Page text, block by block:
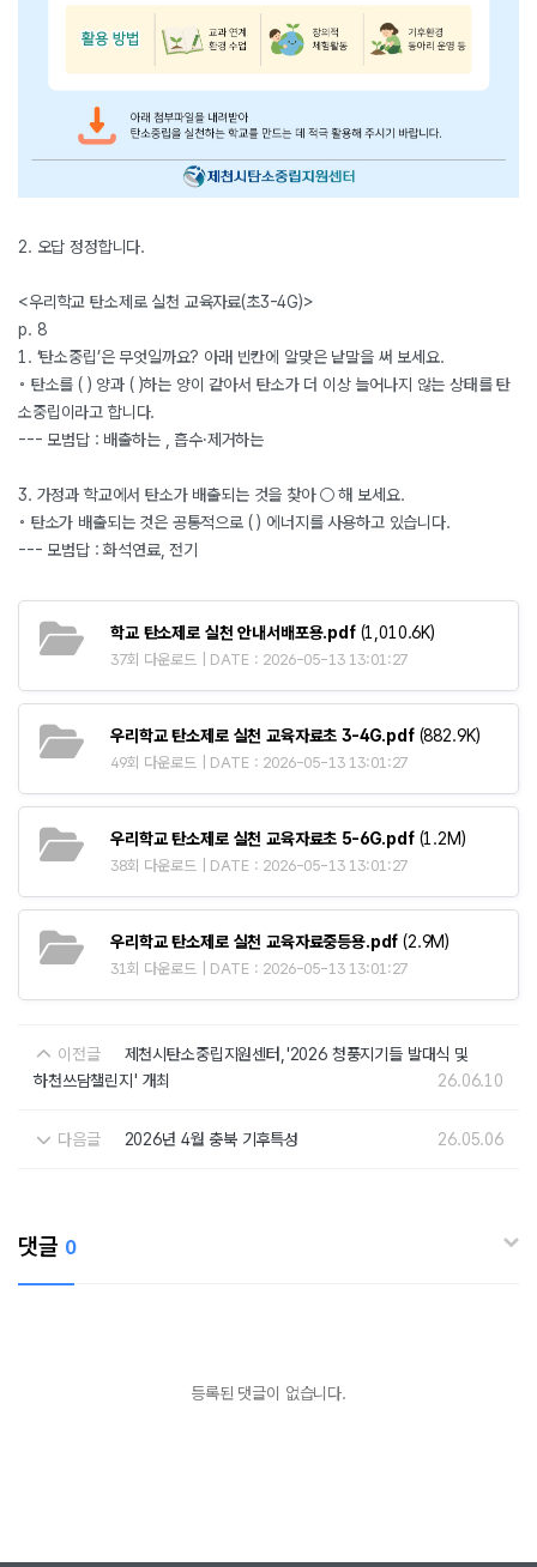
2. 오답 정정합니다.
<우리학교 탄소제로 실천 교육자료(초3-4G)>
p. 8
1. ‘탄소중립’은 무엇일까요? 아래 빈칸에 알맞은 낱말을 써 보세요.
◦ 탄소를 ( ) 양과 ( )하는 양이 같아서 탄소가 더 이상 늘어나지 않는 상태를 탄
소중립이라고 합니다.
--- 모범답 : 배출하는 , 흡수·제거하는
3. 가정과 학교에서 탄소가 배출되는 것을 찾아 ○ 해 보세요.
◦ 탄소가 배출되는 것은 공통적으로 ( ) 에너지를 사용하고 있습니다.
--- 모범답 : 화석연료, 전기
학교 탄소제로 실천 안내서배포용.pdf(1,010.6K)
37회 다운로드 | DATE : 2026-05-13 13:01:27
우리학교 탄소제로 실천 교육자료초 3-4G.pdf(882.9K)
49회 다운로드 | DATE : 2026-05-13 13:01:27
우리학교 탄소제로 실천 교육자료초 5-6G.pdf(1.2M)
38회 다운로드 | DATE : 2026-05-13 13:01:27
우리학교 탄소제로 실천 교육자료중등용.pdf (2.9M)
31회 다운로드 | DATE : 2026-05-13 13:01:27
이전글
제천시탄소중립지원센터,'2026 청풍지기들 발대식 및
하천쓰담챌린지' 개최
26.06.10
다음글 2026년 4월 충북 기후특성 26.05.06
댓글 0
등록된 댓글이 없습니다.